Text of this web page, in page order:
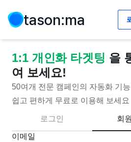
tason:ma
1:1 개인화 타겟팅 을
여 보세요!
50여개 전문 캠페인의 자동화 기
쉽고 편하게 무료로 이용해 보세요
로그인 회
이메일